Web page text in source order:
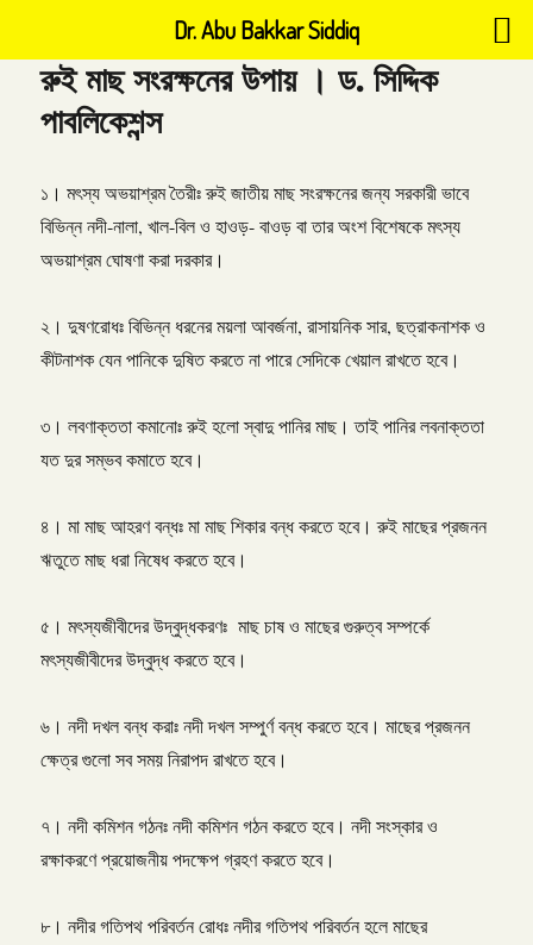
রুই মাছ সংরক্ষনের উপায় । ড. সিদ্দিক
পাবলিকেশন্স
১। মৎস্য অভয়াশ্রম তৈরীঃ রুই জাতীয় মাছ সংরক্ষনের জন্য সরকারী ভাবে
বিভিন্ন নদী-নালা, খাল-বিল ও হাওড়- বাওড় বা তার অংশ বিশেষকে মৎস্য
অভয়াশ্রম ঘোষণা করা দরকার।
২। দুষণরোধঃ বিভিন্ন ধরনের ময়লা আবর্জনা, রাসায়নিক সার, ছত্রাকনাশক ও
কীটনাশক যেন পানিকে দুষিত করতে না পারে সেদিকে খেয়াল রাখতে হবে।
৩। লবণাক্ততা কমানোঃ রুই হলো স্বাদু পানির মাছ। তাই পানির লবনাক্ততা
যত দুর সম্ভব কমাতে হবে।
৪। মা মাছ আহরণ বন্ধঃ মা মাছ শিকার বন্ধ করতে হবে। রুই মাছের প্রজনন
ঋতুতে মাছ ধরা নিষেধ করতে হবে।
৫। মৎস্যজীবীদের উদ্বুদ্ধকরণঃ মাছ চাষ ও মাছের গুরুত্ব সম্পর্কে
মৎস্যজীবীদের উদ্বুদ্ধ করতে হবে।
৬। নদী দখল বন্ধ করাঃ নদী দখল সম্পুর্ণ বন্ধ করতে হবে। মাছের প্রজনন
ক্ষেত্র গুলো সব সময় নিরাপদ রাখতে হবে।
৭। নদী কমিশন গঠনঃ নদী কমিশন গঠন করতে হবে। নদী সংস্কার ও
রক্ষাকরণে প্রয়োজনীয় পদক্ষেপ গ্রহণ করতে হবে।
৮। নদীর গতিপথ পরিবর্তন রোধঃ নদীর গতিপথ পরিবর্তন হলে মাছের
Dr. Abu Bakkar Siddiq